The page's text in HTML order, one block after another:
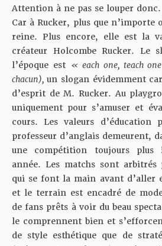
Attention à ne pas se louper donc.
Car à Rucker, plus que
reine. Plus encore, elle est la
créateur Holcombe Rucker. Le
l’époque est « each one, teach
chacun), un slogan évidemment
d’esprit de M. Rucker. Au
uniquement pour s’amuser et
cours. Les valeurs d’éducation
professeur d’anglais demeurent,
une compétition toujours plus
année. Les matchs sont
qui se font la main avant d’aller
et le terrain est encadré de
de fans prêts à voir du beau
le comprennent bien et
de style esthétique que de